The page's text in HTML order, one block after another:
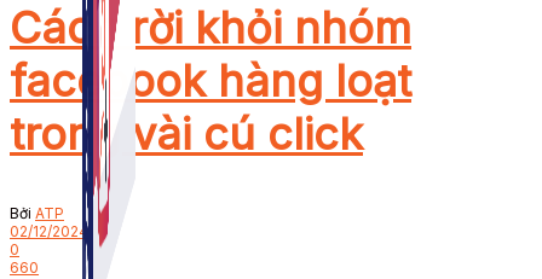
Cách rời khỏi nhóm
facebook hàng loạt
trong vài cú click
Bởi ATP
02/12/2024
0
660